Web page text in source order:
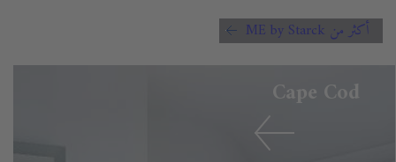
أكثر من ME by Starck
Cape Cod